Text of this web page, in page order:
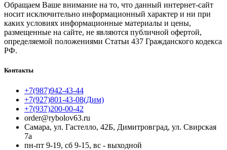
Обращаем Ваше внимание на то, что данный интернет-сайт
носит исключительно информационный характер и ни при
каких условиях информационные материалы и цены,
размещенные на сайте, не являются публичной офертой,
определяемой положениями Статьи 437 Гражданского кодекса
РФ.
Контакты
+7(987)942-43-44
+7(927)801-43-08(Дим)
+7(937)200-00-42
order@rybolov63.ru
Самара, ул. Гастелло, 42Б, Димитровград, ул. Свирская
7а
пн-пт 9-19, сб 9-15, вс - выходной